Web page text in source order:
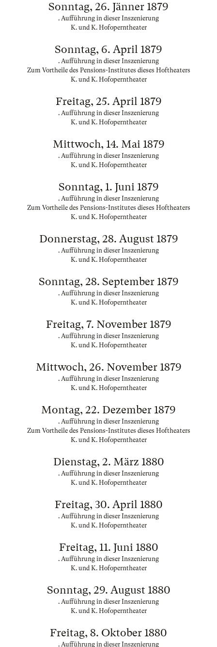
Sonntag, 26. Jänner 1879
. Aufführung in dieser Inszenierung
K. und K. Hofoperntheater
Sonntag, 6. April 1879
. Aufführung in dieser Inszenierung
Zum Vortheile des Pensions-Institutes dieses Hoftheaters
K. und K. Hofoperntheater
Freitag, 25. April 1879
. Aufführung in dieser Inszenierung
K. und K. Hofoperntheater
Mittwoch, 14. Mai 1879
. Aufführung in dieser Inszenierung
K. und K. Hofoperntheater
Sonntag, 1. Juni 1879
. Aufführung in dieser Inszenierung
Zum Vortheile des Pensions-Institutes dieses Hoftheaters
K. und K. Hofoperntheater
Donnerstag, 28. August 1879
. Aufführung in dieser Inszenierung
K. und K. Hofoperntheater
Sonntag, 28. September 1879
. Aufführung in dieser Inszenierung
K. und K. Hofoperntheater
Freitag, 7. November 1879
. Aufführung in dieser Inszenierung
K. und K. Hofoperntheater
Mittwoch, 26. November 1879
. Aufführung in dieser Inszenierung
K. und K. Hofoperntheater
Montag, 22. Dezember 1879
. Aufführung in dieser Inszenierung
Zum Vortheile des Pensions-Institutes dieses Hoftheaters
K. und K. Hofoperntheater
Dienstag, 2. März 1880
. Aufführung in dieser Inszenierung
K. und K. Hofoperntheater
Freitag, 30. April 1880
. Aufführung in dieser Inszenierung
K. und K. Hofoperntheater
Freitag, 11. Juni 1880
. Aufführung in dieser Inszenierung
K. und K. Hofoperntheater
Sonntag, 29. August 1880
. Aufführung in dieser Inszenierung
K. und K. Hofoperntheater
Freitag, 8. Oktober 1880
. Aufführung in dieser Inszenierung